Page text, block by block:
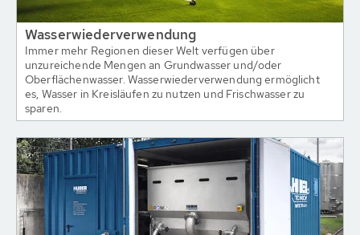
Wasserwiederverwendung
Immer mehr Regionen dieser Welt verfügen über
unzureichende Mengen an Grundwasser und/oder
Oberflächenwasser. Wasserwiederverwendung ermöglicht
es, Wasser in Kreisläufen zu nutzen und Frischwasser zu
sparen.